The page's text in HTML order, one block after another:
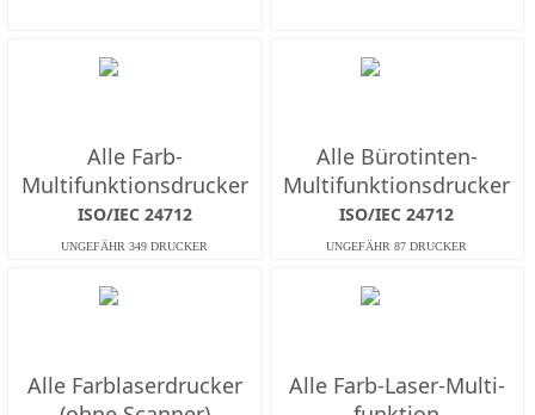
Alle Farb-
Multifunktions­drucker
ISO/IEC 24712
Alle Bürotinten-
Multifunktions­drucker
ISO/IEC 24712
Alle Farb­laserdrucker
Alle Farb-Laser-Multi­